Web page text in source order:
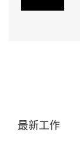
最新工作